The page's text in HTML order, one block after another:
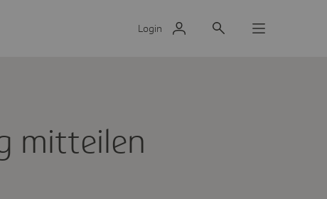
Login
mitteilen